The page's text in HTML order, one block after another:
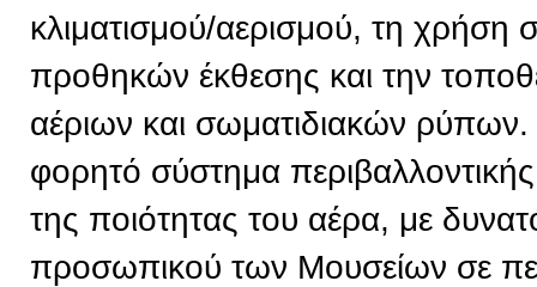
κλιματισμού/αερισμού, τη χρήση
προθηκών έκθεσης και την
αέριων και σωματιδιακών
φορητό σύστημα
της ποιότητας του αέρα, με
προσωπικού των Μουσείων σε